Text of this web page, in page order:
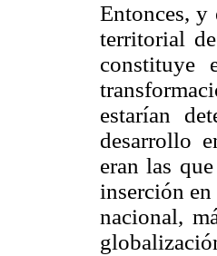
Entonces, y
territorial
constituye
estarían
desarrollo
eran las
inserción en
nacional,